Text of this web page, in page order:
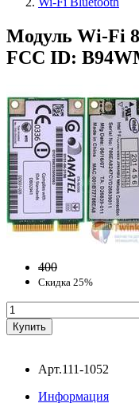
Модуль Wi-Fi
FCC ID:
400
Скидка 25%
Арт.111-1052
Информация